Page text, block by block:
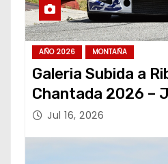
AÑO 2026 MONTAÑA
Galeria Subida a
Chantada 2026 –
Jul 16, 2026